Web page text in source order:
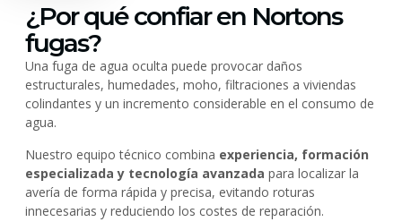
¿Por qué confiar en Nortons
fugas?
Una fuga de agua oculta puede provocar daños
estructurales, humedades, moho, filtraciones a viviendas
colindantes y un incremento considerable en el consumo de
agua.
Nuestro equipo técnico combina experiencia, formación
especializada y tecnología avanzada para localizar la
avería de forma rápida y precisa, evitando roturas
innecesarias y reduciendo los costes de reparación.